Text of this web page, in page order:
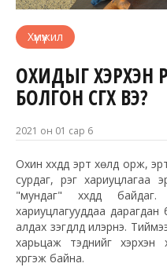
Хүмүүжил
ОХИДЫГ ХЭРХЭН
БОЛГОН ӨСГӨХ ВЭ?
2021 он 01 сар 6
Охин хүүхдүүд эрт хөлд
сурдаг, үүрэг хариуцлагаа
"мундаг" хүүхдүүд
хариуцлагууддаа дарагдан
алдах үзэгдлүүд илэрнэ.
харьцаж тэднийг хэрхэн
хүргэж байна.